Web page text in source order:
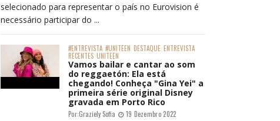
selecionado para representar o país no Eurovision é
necessário participar do ...
#ENTREVISTA #UNITEEN DESTAQUE ENTREVISTA
RECENTES UNITEEN
Vamos bailar e cantar ao som
do reggaetón: Ela está
chegando! Conheça "Gina Yei" a
primeira série original Disney
gravada em Porto Rico
Por:Graziely Sofia 19 Dezembro 2022